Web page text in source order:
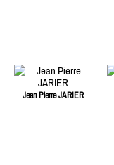
Jean Pierre JARIER